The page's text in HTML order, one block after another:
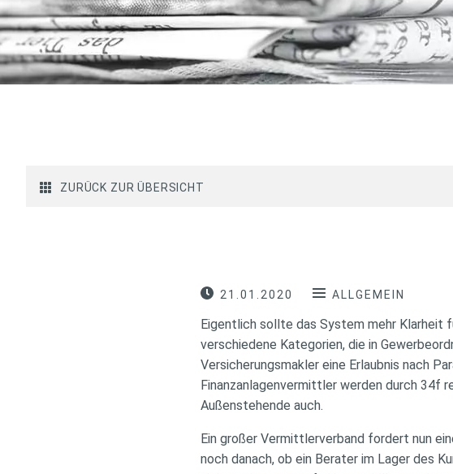
ZURÜCK ZUR ÜBERSICHT
21.01.2020 ALLGEMEIN
Eigentlich sollte das System mehr Klarheit
verschiedene Kategorien, die in
Versicherungsmakler eine Erlaubnis nach
Finanzanlagenvermittler werden durch 34f
Außenstehende auch.
Ein großer Vermittlerverband fordert nun
noch danach, ob ein Berater im Lager des